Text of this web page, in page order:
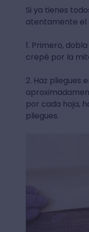
Si ya tienes
atentamente el
1. Primero,
crepé por la
2. Haz pliegues
por cada hoja,
pliegues.